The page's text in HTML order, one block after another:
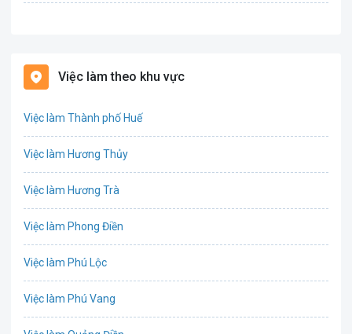
Bất động sản
Việc làm theo khu vực
Việc làm Thành phố Huế
Việc làm Hương Thủy
Việc làm Hương Trà
Việc làm Phong Điền
Việc làm Phú Lộc
Việc làm Phú Vang